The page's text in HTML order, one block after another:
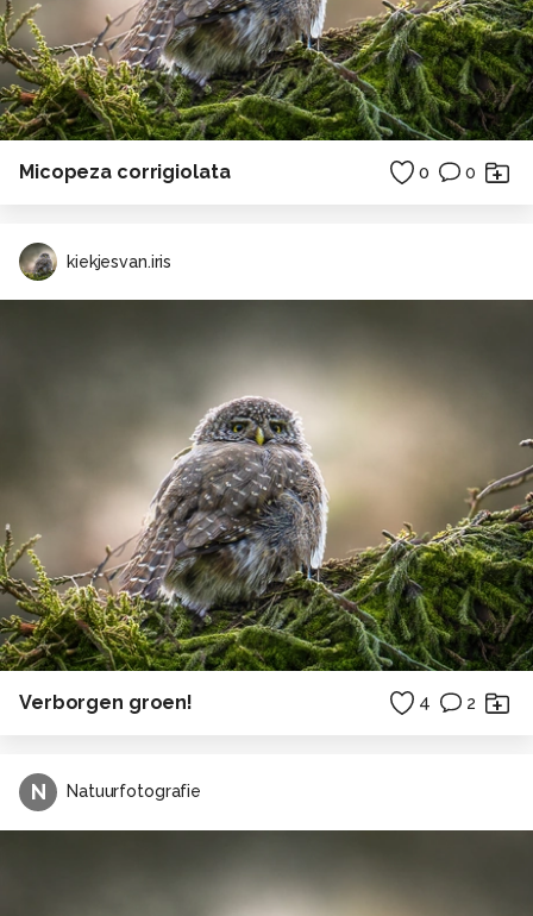
Micopeza corrigiolata 0 0
kiekjesvan.iris
Verborgen groen! 4 2
N Natuurfotografie